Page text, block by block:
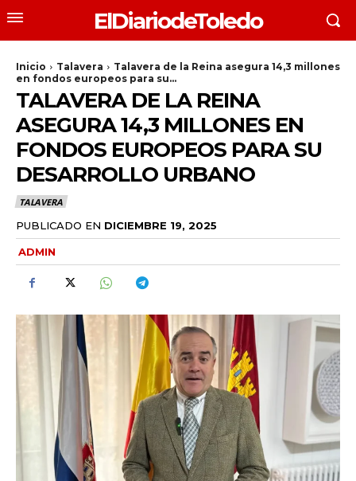
ElDiariodeToledo
Inicio Talavera
Talavera de la Reina asegura 14,3 millones
en fondos europeos para su...
TALAVERA DE LA REINA
ASEGURA 14,3 MILLONES EN
FONDOS EUROPEOS PARA SU
DESARROLLO URBANO
TALAVERA
PUBLICADO EN DICIEMBRE 19, 2025
ADMIN